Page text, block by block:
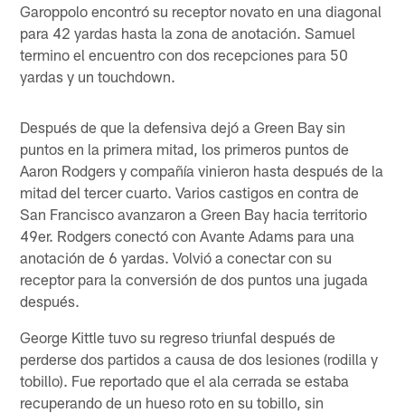
Garoppolo encontró su receptor novato en una diagonal
para 42 yardas hasta la zona de anotación. Samuel
termino el encuentro con dos recepciones para 50
yardas y un touchdown.
Después de que la defensiva dejó a Green Bay sin
puntos en la primera mitad, los primeros puntos de
Aaron Rodgers y compañía vinieron hasta después de la
mitad del tercer cuarto. Varios castigos en contra de
San Francisco avanzaron a Green Bay hacia territorio
49er. Rodgers conectó con Avante Adams para una
anotación de 6 yardas. Volvió a conectar con su
receptor para la conversión de dos puntos una jugada
después.
George Kittle tuvo su regreso triunfal después de
perderse dos partidos a causa de dos lesiones (rodilla y
tobillo). Fue reportado que el ala cerrada se estaba
recuperando de un hueso roto en su tobillo, sin